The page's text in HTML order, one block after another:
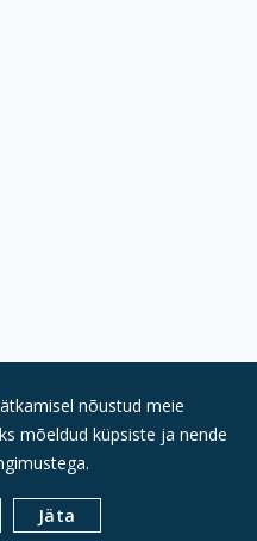
Kaitstud
Sulle
nõustud meie
mõeldud küpsiste ja nende
Jäta